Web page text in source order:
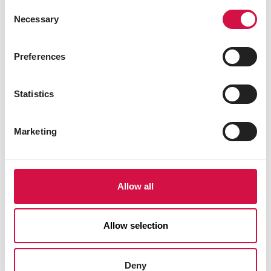
Selection
Necessary
Preferences
Statistics
Marketing
Allow all
Allow selection
Deny